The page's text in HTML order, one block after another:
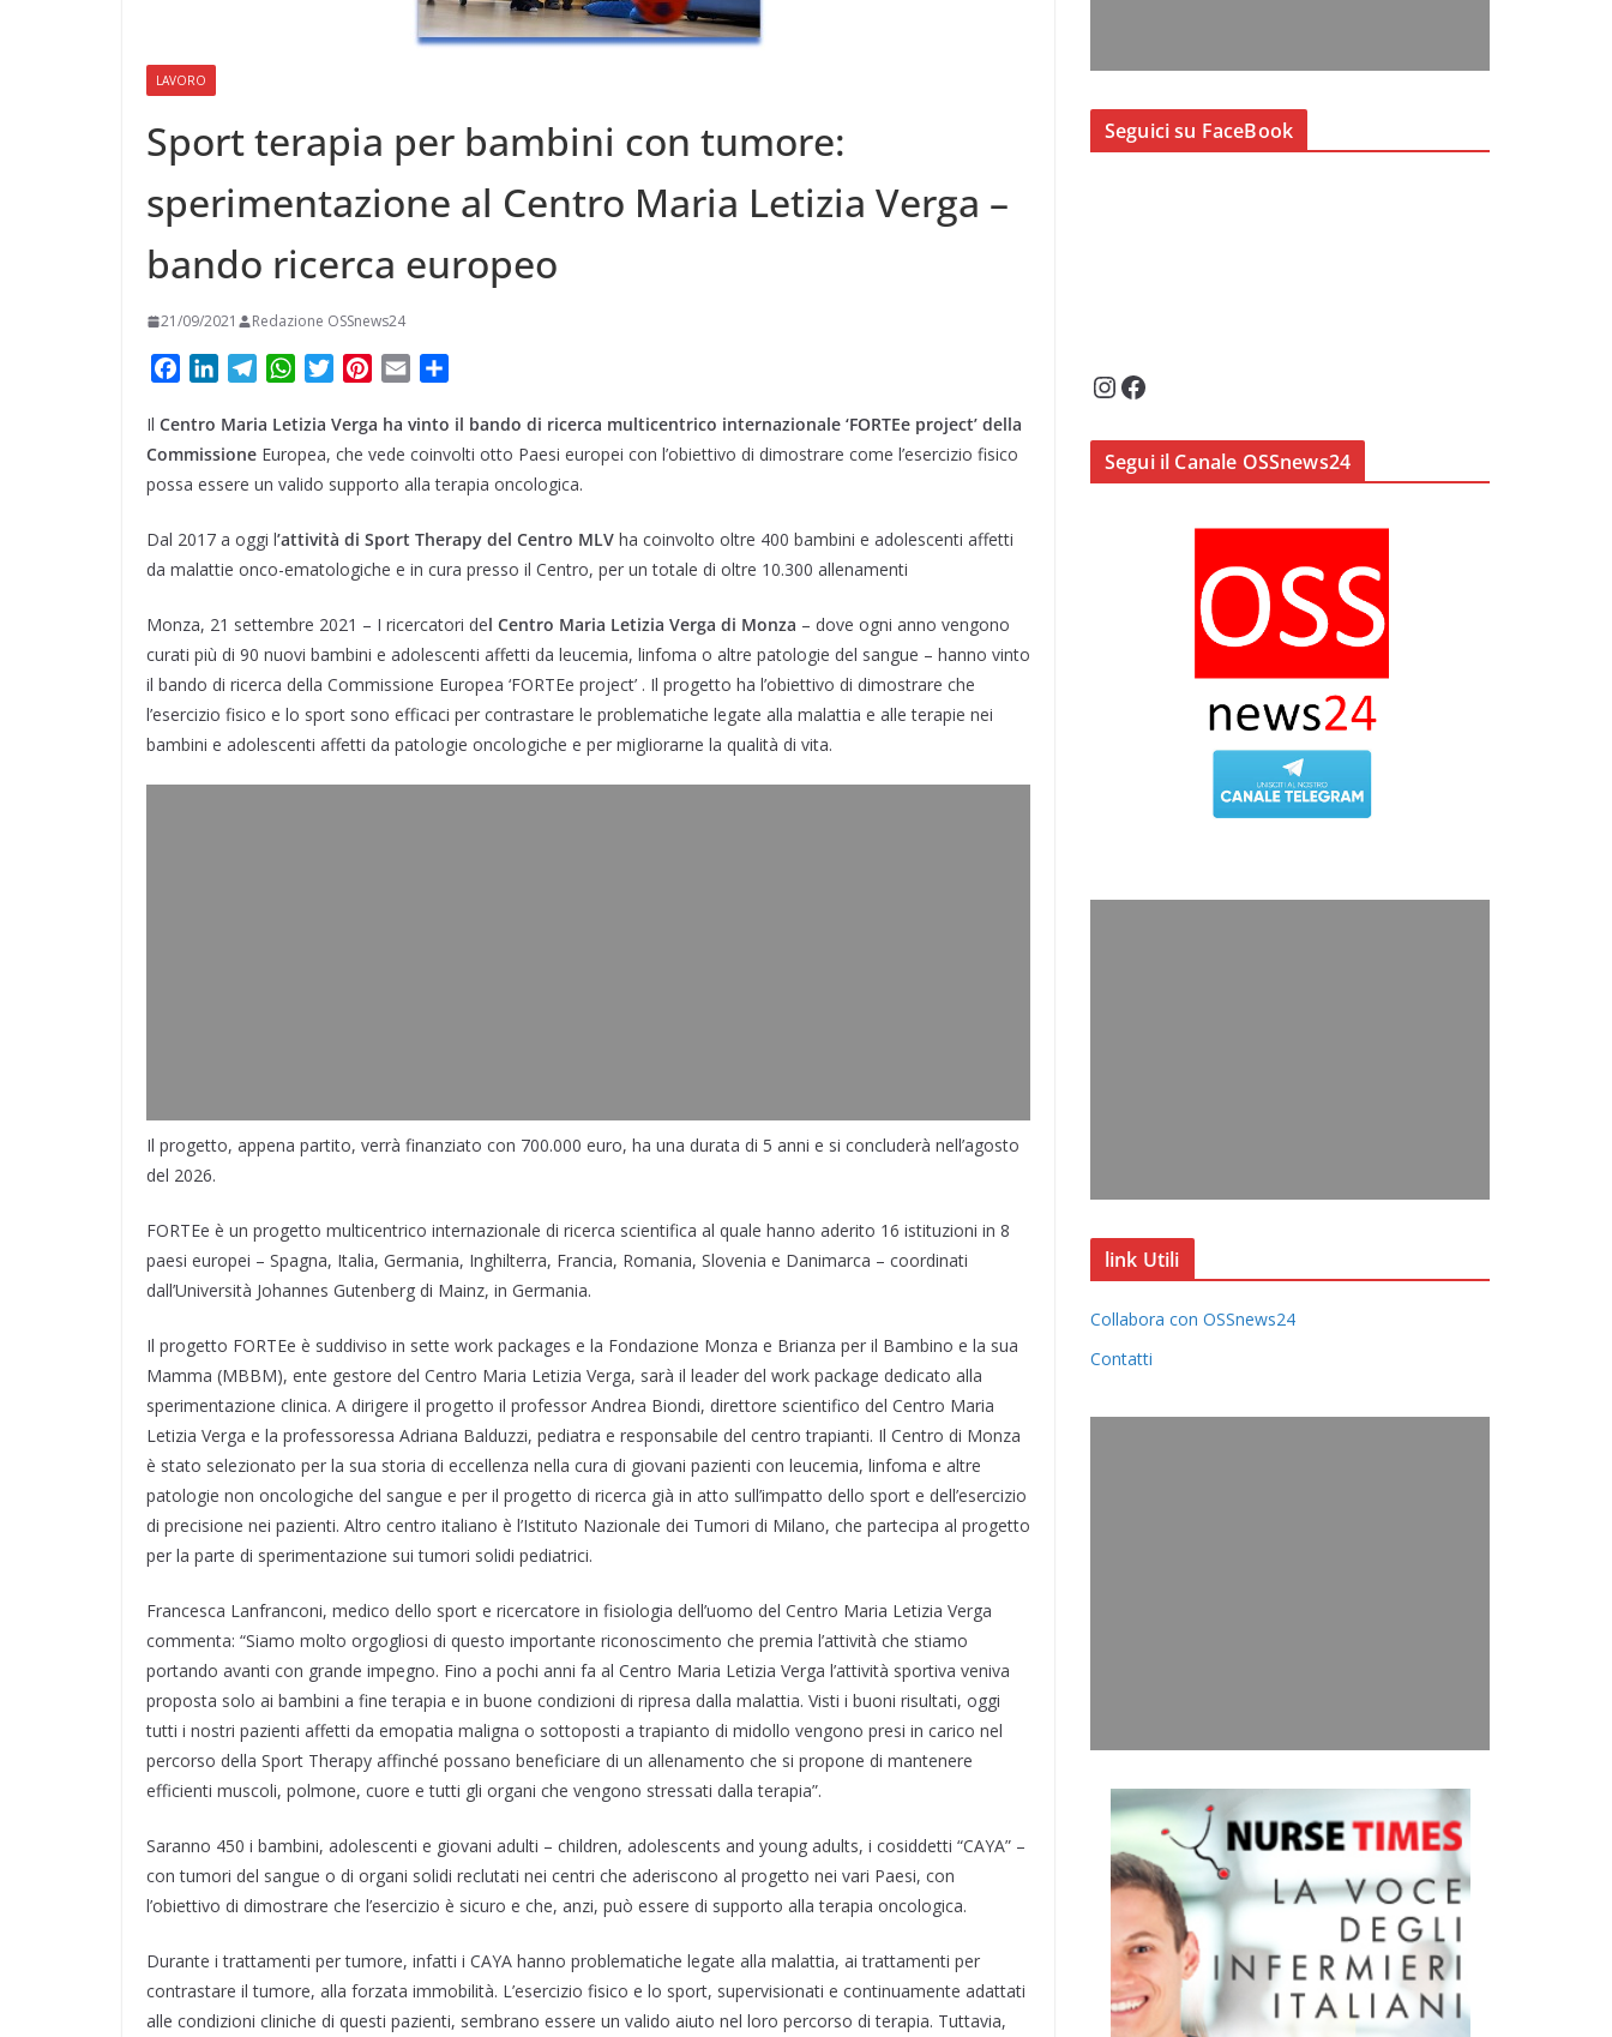
LAVORO
Sport terapia per bambini con tumore:
sperimentazione al Centro Maria Letizia Verga –
bando ricerca europeo
21/09/2021 Redazione OSSnews24
c
e
b
o
k
n
k
e
I
n
l
e
g
a
m
W
a
t
s
p
p
i
t
t
r
n
t
e
e
s
a
i
l
n
d
i
i
d
Il Centro Maria Letizia Verga ha vinto il bando di ricerca multicentrico internazionale ‘FORTEe project’ della
Commissione Europea, che vede coinvolti otto Paesi europei con l’obiettivo di dimostrare come l’esercizio fisico
possa essere un valido supporto alla terapia oncologica.
Dal 2017 a oggi l’attività di Sport Therapy del Centro MLV ha coinvolto oltre 400 bambini e adolescenti affetti
da malattie onco-ematologiche e in cura presso il Centro, per un totale di oltre 10.300 allenamenti
Monza, 21 settembre 2021 – I ricercatori del Centro Maria Letizia Verga di Monza – dove ogni anno vengono
curati più di 90 nuovi bambini e adolescenti affetti da leucemia, linfoma o altre patologie del sangue – hanno vinto
il bando di ricerca della Commissione Europea ‘FORTEe project’ . Il progetto ha l’obiettivo di dimostrare che
l’esercizio fisico e lo sport sono efficaci per contrastare le problematiche legate alla malattia e alle terapie nei
bambini e adolescenti affetti da patologie oncologiche e per migliorarne la qualità di vita.
Il progetto, appena partito, verrà finanziato con 700.000 euro, ha una durata di 5 anni e si concluderà nell’agosto
del 2026.
FORTEe è un progetto multicentrico internazionale di ricerca scientifica al quale hanno aderito 16 istituzioni in 8
paesi europei – Spagna, Italia, Germania, Inghilterra, Francia, Romania, Slovenia e Danimarca – coordinati
dall’Università Johannes Gutenberg di Mainz, in Germania.
Il progetto FORTEe è suddiviso in sette work packages e la Fondazione Monza e Brianza per il Bambino e la sua
Mamma (MBBM), ente gestore del Centro Maria Letizia Verga, sarà il leader del work package dedicato alla
sperimentazione clinica. A dirigere il progetto il professor Andrea Biondi, direttore scientifico del Centro Maria
Letizia Verga e la professoressa Adriana Balduzzi, pediatra e responsabile del centro trapianti. Il Centro di Monza
è stato selezionato per la sua storia di eccellenza nella cura di giovani pazienti con leucemia, linfoma e altre
patologie non oncologiche del sangue e per il progetto di ricerca già in atto sull’impatto dello sport e dell’esercizio
di precisione nei pazienti. Altro centro italiano è l’Istituto Nazionale dei Tumori di Milano, che partecipa al progetto
per la parte di sperimentazione sui tumori solidi pediatrici.
Francesca Lanfranconi, medico dello sport e ricercatore in fisiologia dell’uomo del Centro Maria Letizia Verga
commenta: “Siamo molto orgogliosi di questo importante riconoscimento che premia l’attività che stiamo
portando avanti con grande impegno. Fino a pochi anni fa al Centro Maria Letizia Verga l’attività sportiva veniva
proposta solo ai bambini a fine terapia e in buone condizioni di ripresa dalla malattia. Visti i buoni risultati, oggi
tutti i nostri pazienti affetti da emopatia maligna o sottoposti a trapianto di midollo vengono presi in carico nel
percorso della Sport Therapy affinché possano beneficiare di un allenamento che si propone di mantenere
efficienti muscoli, polmone, cuore e tutti gli organi che vengono stressati dalla terapia”.
Saranno 450 i bambini, adolescenti e giovani adulti – children, adolescents and young adults, i cosiddetti “CAYA” –
con tumori del sangue o di organi solidi reclutati nei centri che aderiscono al progetto nei vari Paesi, con
l’obiettivo di dimostrare che l’esercizio è sicuro e che, anzi, può essere di supporto alla terapia oncologica.
Durante i trattamenti per tumore, infatti i CAYA hanno problematiche legate alla malattia, ai trattamenti per
contrastare il tumore, alla forzata immobilità. L’esercizio fisico e lo sport, supervisionati e continuamente adattati
alle condizioni cliniche di questi pazienti, sembrano essere un valido aiuto nel loro percorso di terapia. Tuttavia,
Seguici su FaceBook
InstagramFacebook
Segui il Canale OSSnews24
link Utili
Collabora con OSSnews24
Contatti